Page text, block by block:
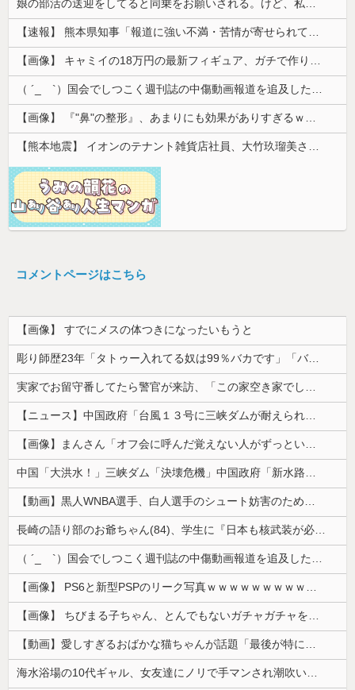
コメントページはこちら
【画像】 すでにメスの体つきになったいもうと
彫り師歴23年「タトゥー入れてる奴は99％バカです」「バカは5000円が好き」無断キャンセル、挨拶できない、金がない…客層をぶっちゃけ
実家でお留守番してたら警官が来訪、「この家空き家でしたよね？」と問いかけてくるが実際は30年ほど住んでおり……
【ニュース】中国政府「台風１３号に三峡ダムが耐えられない！全開放流しろ！」⇒ 下流域の街が壊滅状態ｗｗｗｗｗ
【画像】まんさん「オフ会に呼んだ覚えない人がずっといたので晒すわ」（パシャ）
中国「大洪水！」三峡ダム「決壊危機」中国政府「新水路建設！（三峡新水路」現場職員「内部情報公開！（失踪」湖南省「三峡放流情報（画像」台風13号「...
【動画】黒人WNBA選手、白人選手のシュート妨害のためジャンピング・ネックブリーカー・ドロップして退場処分→ロッカールームから「白人特権」と投稿...
長崎の語り部のお爺ちゃん(84)、学生に『日本も核武装が必要』と言われびっくり
（ ´_ゝ`）国会でしつこく週刊誌の中傷動画報道を追及した立憲議員、自身への誹謗中傷・苦情電話被害を訴え「総理に疑問を質す、当然のことをしただけ...
【画像】 PS6と新型PSPのリーク写真ｗｗｗｗｗｗｗｗｗｗｗｗｗｗｗｗｗｗｗ
【画像】 ちびまる子ちゃん、とんでもないガチャガチャを発売してしまうｗｗｗｗ
【動画】愛しすぎるおばかな猫ちゃんが話題「最後が特にかわいいｗ」
海水浴場の10代ギャル、女友達にノリで手マンされ潮吹いてガチイキしてしまうｗｗｗ